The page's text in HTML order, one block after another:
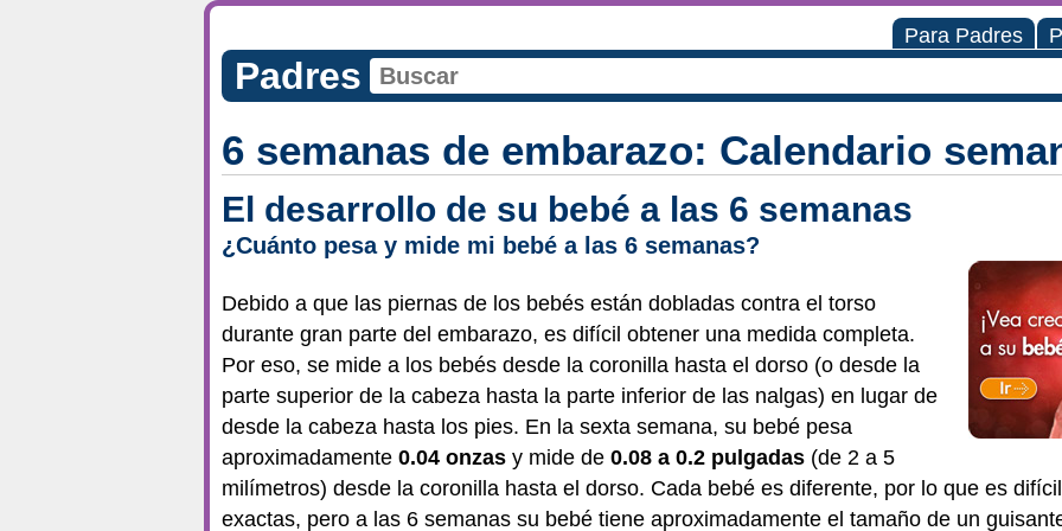
Para Padres
Padres
6 semanas de embarazo: Calendario
El desarrollo de su bebé a las 6 semanas
¿Cuánto pesa y mide mi bebé a las 6 semanas?
Debido a que las piernas de los bebés están dobladas contra el torso
durante gran parte del embarazo, es difícil obtener una medida completa.
Por eso, se mide a los bebés desde la coronilla hasta el dorso (o desde la
parte superior de la cabeza hasta la parte inferior de las nalgas) en lugar de
desde la cabeza hasta los pies. En la sexta semana, su bebé pesa
aproximadamente 0.04 onzas y mide de 0.08 a 0.2 pulgadas (de 2 a 5
milímetros) desde la coronilla hasta el dorso. Cada bebé es diferente, por lo que es
exactas, pero a las 6 semanas su bebé tiene aproximadamente el tamaño de un